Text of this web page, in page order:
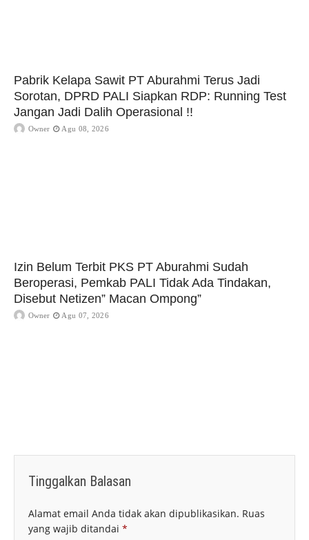
Pabrik Kelapa Sawit PT Aburahmi Terus Jadi
Sorotan, DPRD PALI Siapkan RDP: Running Test
Jangan Jadi Dalih Operasional !!
Owner Agu 08, 2026
Izin Belum Terbit PKS PT Aburahmi Sudah
Beroperasi, Pemkab PALI Tidak Ada Tindakan,
Disebut Netizen” Macan Ompong”
Owner Agu 07, 2026
Tinggalkan Balasan
Alamat email Anda tidak akan dipublikasikan. Ruas
yang wajib ditandai *